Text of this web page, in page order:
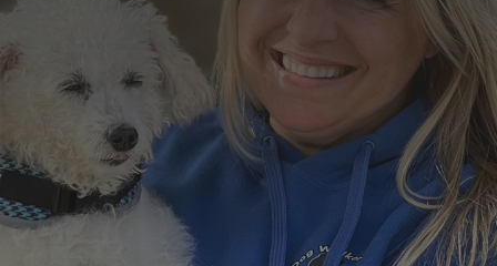
Formulário de Contato